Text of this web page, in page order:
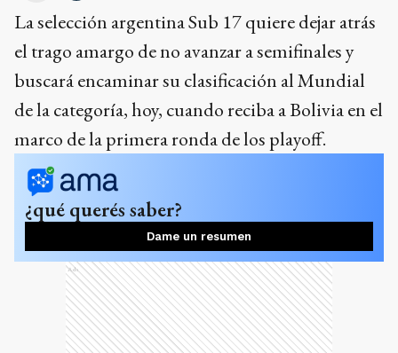
La selección argentina Sub 17 quiere dejar atrás
el trago amargo de no avanzar a semifinales y
buscará encaminar su clasificación al Mundial
de la categoría, hoy, cuando reciba a Bolivia en el
marco de la primera ronda de los playoff.
¿qué querés saber?
Dame un resumen
Ads